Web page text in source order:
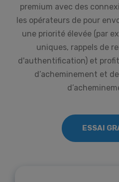
premium avec des
les opérateurs de pour
une priorité élevée (par
uniques, rappels de
d'authentification) et
d’acheminement et
ESSAI